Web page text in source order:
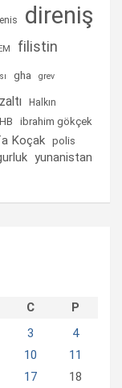
direniş
filistin
gha grev
Halkın
ibrahim gökçek
Koçak polis
yunanistan
C
P
3
4
10
11
17
18